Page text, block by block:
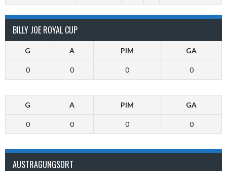
BILLY JOE ROYAL CUP
G A PIM GA
0 0 0 0
G A PIM GA
0 0 0 0
AUSTRAGUNGSORT